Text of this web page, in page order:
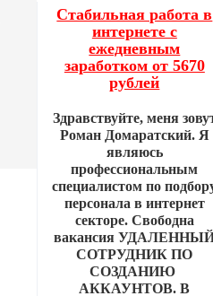
Стабильная работа в
интернете с
ежедневным
заработком от 5670
рублей
Здравствуйте, меня
Роман Домаратский. Я
являюсь
профессиональным
специалистом по
персонала в интернет
секторе. Свободна
вакансия
СОТРУДНИК ПО
СОЗДАНИЮ
АККАУНТОВ. В